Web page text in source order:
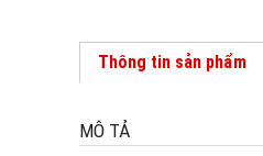
Thông tin sản phẩm
MÔ TẢ